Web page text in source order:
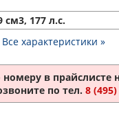
см3, 177 л.с.
Все характеристики »
номеру в прайслисте
по тел. 8